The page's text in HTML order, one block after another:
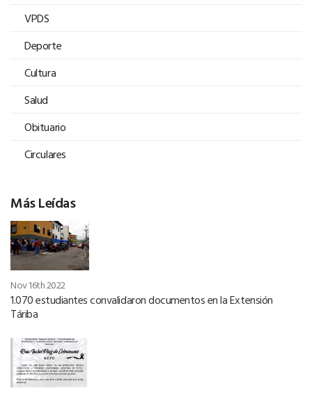
VPDS
Deporte
Cultura
Salud
Obituario
Circulares
Más Leídas
Nov 16th 2022
1.070 estudiantes convalidaron documentos en la Extensión
Táriba